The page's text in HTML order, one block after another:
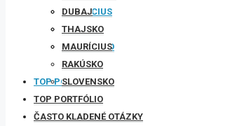
MAURÍCIUS
RAKÚSKO
SLOVENSKO
TOP PORTFÓLIO
DUBAJ
THAJSKO
MAURÍCIUS
RAKÚSKO
SLOVENSKO
TOP PORTFÓLIO
ČASTO KLADENÉ OTÁZKY